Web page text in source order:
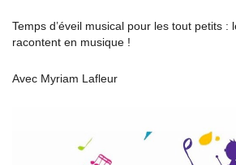
Temps d’éveil musical pour les tout petits :
racontent en musique !
Avec Myriam Lafleur